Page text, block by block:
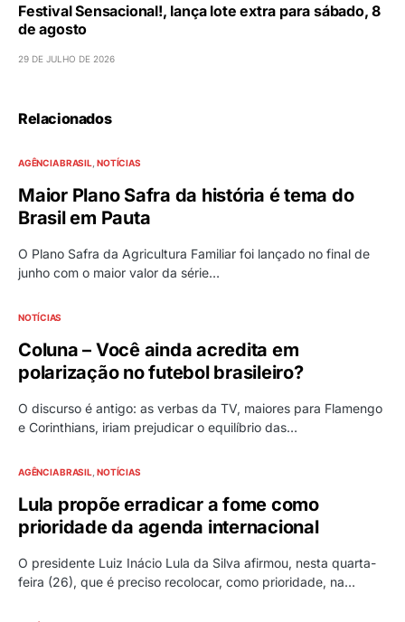
Festival Sensacional!, lança lote extra para sábado, 8
de agosto
29 DE JULHO DE 2026
Relacionados
AGÊNCIA BRASIL NOTÍCIAS
Maior Plano Safra da história é tema do
Brasil em Pauta
O Plano Safra da Agricultura Familiar foi lançado no final de
junho com o maior valor da série…
NOTÍCIAS
Coluna – Você ainda acredita em
polarização no futebol brasileiro?
O discurso é antigo: as verbas da TV, maiores para Flamengo
e Corinthians, iriam prejudicar o equilíbrio das…
AGÊNCIA BRASIL NOTÍCIAS
Lula propõe erradicar a fome como
prioridade da agenda internacional
O presidente Luiz Inácio Lula da Silva afirmou, nesta quarta-
feira (26), que é preciso recolocar, como prioridade, na…